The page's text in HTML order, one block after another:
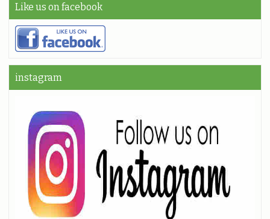
Like us on facebook
instagram